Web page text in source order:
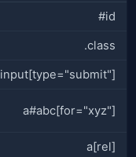
#id
.class
input[type="submit"]
a#abc[for="xyz"]
a[rel]